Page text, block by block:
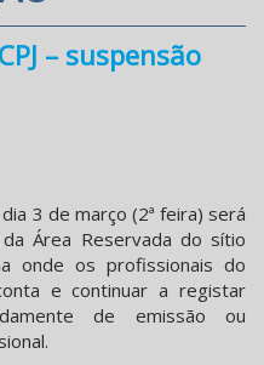
– suspensão
3 de março (2ª feira) será
Área Reservada do sítio
onde os profissionais do
e continuar a registar
de emissão ou